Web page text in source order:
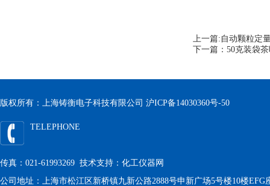
上一篇: 自动颗粒定
下一篇： 50克装袋
版权所有：上海铸衡电子科技有限公司 沪ICP备14030360号-50
TELEPHONE
传真：021-61993269 技术支持： 化工仪器网
公司地址：上海市松江区新桥镇九新公路2888号申新广场5号楼10楼EFG